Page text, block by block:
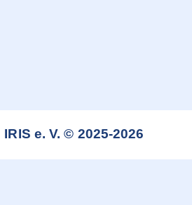
IRIS e. V. © 2025-2026